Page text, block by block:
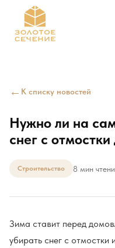
← К списку новостей
Нужно ли на
снег с
Строительство 8 мин
Зима ставит перед
убирать снег с